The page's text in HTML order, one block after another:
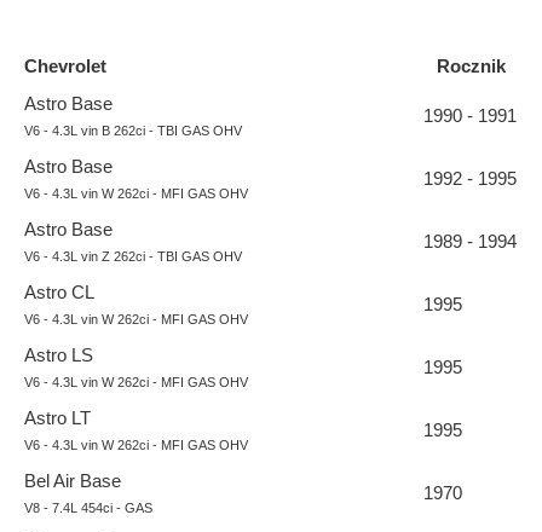
Chevrolet
Rocznik
Astro Base
V6 - 4.3L vin B 262ci - TBI GAS OHV
1990 - 1991
Astro Base
V6 - 4.3L vin W 262ci - MFI GAS OHV
1992 - 1995
Astro Base
V6 - 4.3L vin Z 262ci - TBI GAS OHV
1989 - 1994
Astro CL
V6 - 4.3L vin W 262ci - MFI GAS OHV
1995
Astro LS
V6 - 4.3L vin W 262ci - MFI GAS OHV
1995
Astro LT
V6 - 4.3L vin W 262ci - MFI GAS OHV
1995
Bel Air Base
V8 - 7.4L 454ci - GAS
1970